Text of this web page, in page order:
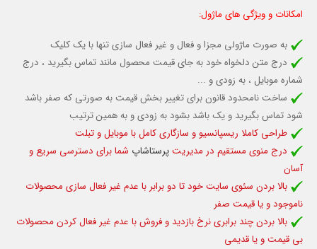
امکانات و ویژگی های ماژول:
به صورت ماژولی مجزا و فعال و غیر فعال سازی تنها با یک کلیک
درج متن دلخواه خود به جای قیمت محصول مانند تماس بگیرید ، درج
شماره موبایل ، به زودی و ...
ساخت نامحدود قانون برای تغییر بخش قیمت به صورتی که صفر باشد
شود تماس بگیرید و یک باشد بشود به زودی و به همین ترتیب
طراحی کاملا ریسپانسیو و سازگاری کامل با موبایل و تبلت
درج منوی مستقیم در مدیریتپرستاشاپ شما برای دسترسی سریع و
آسان
بالا بردن سئوی سایت خود تا دو برابر با عدم غیر فعال سازی محصولات
ناموجود و یا قیمت صفر
بالا بردن چند برابری نرخ بازدید و فروش با عدم غیر فعال کردن محصولات
بی قیمت و یا قدیمی